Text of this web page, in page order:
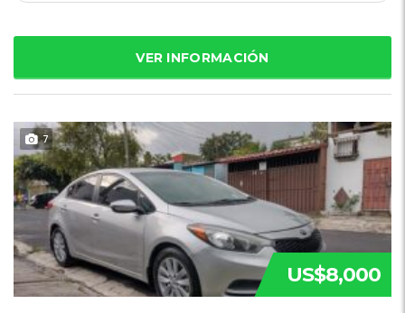
VER INFORMACIÓN
7
US$8,000